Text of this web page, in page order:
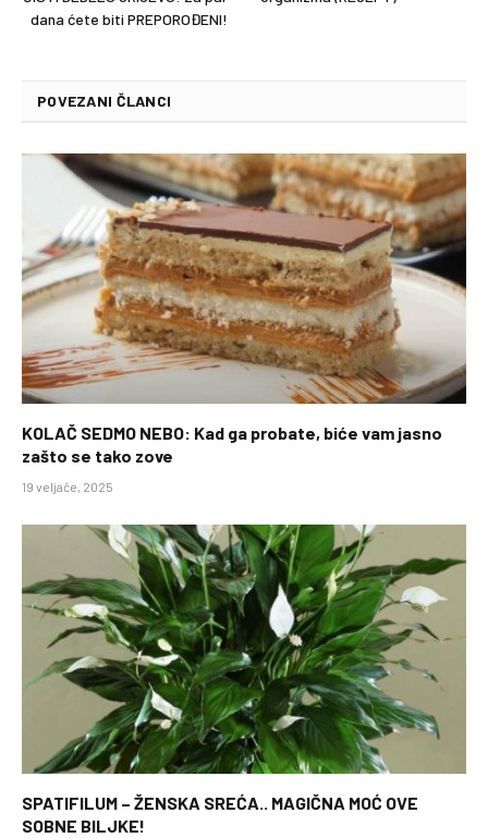
dana ćete biti PREPOROĐENI!
POVEZANI ČLANCI
KOLAČ SEDMO NEBO: Kad ga probate, biće vam jasno
zašto se tako zove
19 veljače, 2025
SPATIFILUM – ŽENSKA SREĆA.. MAGIČNA MOĆ OVE
SOBNE BILJKE!